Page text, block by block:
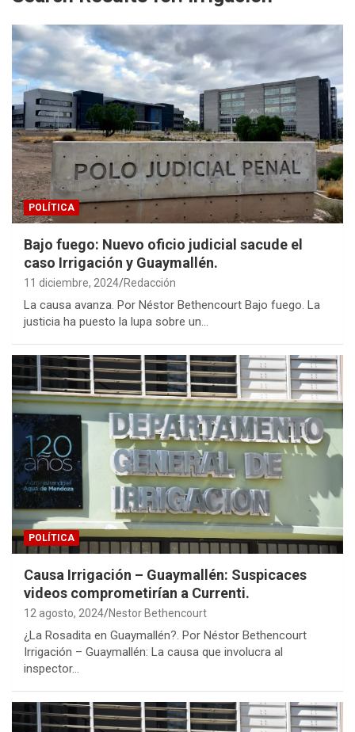
POLÍTICA
Bajo fuego: Nuevo oficio judicial sacude el
caso Irrigación y Guaymallén.
11 diciembre, 2024 Redacción
La causa avanza. Por Néstor Bethencourt Bajo fuego. La
justicia ha puesto la lupa sobre un…
POLÍTICA
Causa Irrigación – Guaymallén: Suspicaces
videos comprometirían a Currenti.
12 agosto, 2024 Nestor Bethencourt
¿La Rosadita en Guaymallén?. Por Néstor Bethencourt
Irrigación – Guaymallén: La causa que involucra al
inspector…